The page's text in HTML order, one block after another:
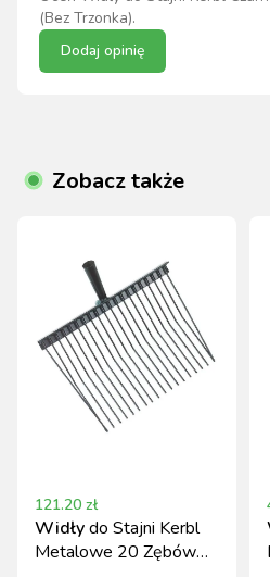
(Bez Trzonka).
Dodaj opinię
Zobacz także
121.20 zł
Widłydo Stajni Kerbl
Metalowe 20 Zębów